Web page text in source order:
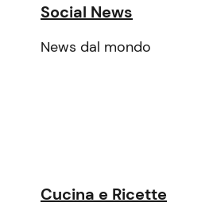
Social News
News dal mondo
Cucina e Ricette